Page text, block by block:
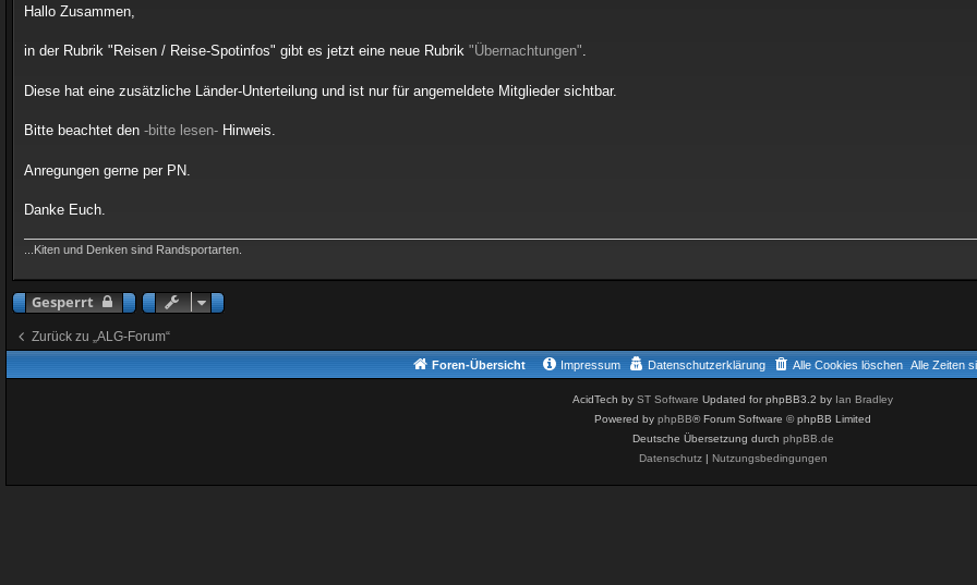
i
a
Hallo Zusammen,
in der Rubrik "Reisen / Reise-Spotinfos" gibt es jetzt eine neue Rubrik "Übernachtungen"
Diese hat eine zusätzliche Länder-Unterteilung und ist nur für angemeldete Mitglieder sichtbar.
Bitte beachtet den -bitte lesen- Hinweis.
Anregungen gerne per PN.
Danke Euch.
...Kiten und Denken sind Randsportarten.
Gesperrt
Zurück zu „ALG-Forum“
Foren-Übersicht Alle Zeiten
Alle Cookies löschen
Datenschutzerklärung
Impressum
AcidTech by ST Software Updated for phpBB3.2 by Ian Bradley
Powered by phpBB® Forum Software © phpBB Limited
Deutsche Übersetzung durch phpBB.de
Datenschutz| Nutzungsbedingungen